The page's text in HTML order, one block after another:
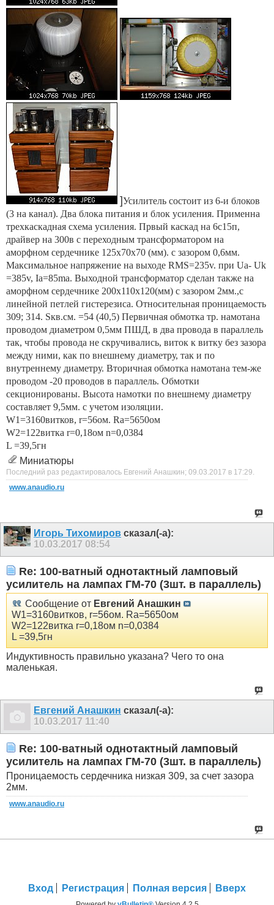
]Усилитель состоит из 6-и блоков
(3 на канал). Два блока питания и блок усиления. Применна
трехкаскадная схема усиления. Првый каскад на 6с15п,
драйвер на 300в с переходным трансформатором на
аморфном сердечнике 125х70х70 (мм). с зазором 0,6мм.
Максимальное напряжение на выходе RMS=235v. при Ua- Uk
=385v, Ia=85ma. Выходной трансформатор сделан также на
аморфном сердечнике 200х110х120(мм) с зазором 2мм.,с
линейной петлей гистерезиса. Относительная проницаемость
309; 314. Sкв.см. =54 (40,5) Первичная обмотка тр. намотана
проводом диаметром 0,5мм ПШД, в два провода в параллель
так, чтобы провода не скручивались, виток к витку без зазора
между ними, как по внешнему диаметру, так и по
внутреннему диаметру. Вторичная обмотка намотана тем-же
проводом -20 проводов в параллель. Обмотки
секционированы. Высота намотки по внешнему диаметру
составляет 9,5мм. с учетом изоляции.
W1=3160витков, r=56ом. Ra=5650ом
W2=122витка r=0,18ом n=0,0384
L =39,5гн
Миниатюры
Последний раз редактировалось Евгений Анашкин; 09.03.2017 в 17:29.
www.anaudio.ru
Игорь Тихомиров сказал(-а):
10.03.2017 08:54
Re: 100-ватный однотактный ламповый
усилитель на лампах ГМ-70 (3шт. в параллель)
Сообщение от Евгений Анашкин
W1=3160витков, r=56ом. Ra=5650ом
W2=122витка r=0,18ом n=0,0384
L =39,5гн
Индуктивность правильно указана? Чего то она
маленькая.
Евгений Анашкин сказал(-а):
10.03.2017 11:40
Re: 100-ватный однотактный ламповый
усилитель на лампах ГМ-70 (3шт. в параллель)
Проницаемость сердечника низкая 309, за счет зазора
2мм.
www.anaudio.ru
Вход Регистрация Полная версия Вверх